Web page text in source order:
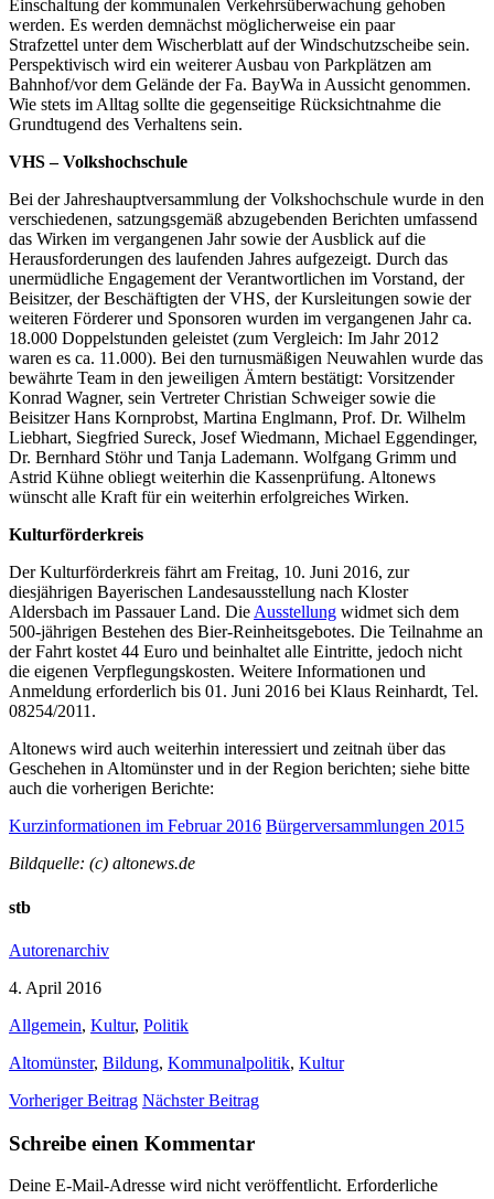
Einschaltung der kommunalen Verkehrsüberwachung gehoben
werden. Es werden demnächst möglicherweise ein paar
Strafzettel unter dem Wischerblatt auf der Windschutzscheibe sein.
Perspektivisch wird ein weiterer Ausbau von Parkplätzen am
Bahnhof/vor dem Gelände der Fa. BayWa in Aussicht genommen.
Wie stets im Alltag sollte die gegenseitige Rücksichtnahme die
Grundtugend des Verhaltens sein.
VHS – Volkshochschule
Bei der Jahreshauptversammlung der Volkshochschule wurde in den
verschiedenen, satzungsgemäß abzugebenden Berichten umfassend
das Wirken im vergangenen Jahr sowie der Ausblick auf die
Herausforderungen des laufenden Jahres aufgezeigt. Durch das
unermüdliche Engagement der Verantwortlichen im Vorstand, der
Beisitzer, der Beschäftigten der VHS, der Kursleitungen sowie der
weiteren Förderer und Sponsoren wurden im vergangenen Jahr ca.
18.000 Doppelstunden geleistet (zum Vergleich: Im Jahr 2012
waren es ca. 11.000). Bei den turnusmäßigen Neuwahlen wurde das
bewährte Team in den jeweiligen Ämtern bestätigt: Vorsitzender
Konrad Wagner, sein Vertreter Christian Schweiger sowie die
Beisitzer Hans Kornprobst, Martina Englmann, Prof. Dr. Wilhelm
Liebhart, Siegfried Sureck, Josef Wiedmann, Michael Eggendinger,
Dr. Bernhard Stöhr und Tanja Lademann. Wolfgang Grimm und
Astrid Kühne obliegt weiterhin die Kassenprüfung. Altonews
wünscht alle Kraft für ein weiterhin erfolgreiches Wirken.
Kulturförderkreis
Der Kulturförderkreis fährt am Freitag, 10. Juni 2016, zur
diesjährigen Bayerischen Landesausstellung nach Kloster
Aldersbach im Passauer Land. Die Ausstellung widmet sich dem
500-jährigen Bestehen des Bier-Reinheitsgebotes. Die Teilnahme an
der Fahrt kostet 44 Euro und beinhaltet alle Eintritte, jedoch nicht
die eigenen Verpflegungskosten. Weitere Informationen und
Anmeldung erforderlich bis 01. Juni 2016 bei Klaus Reinhardt, Tel.
08254/2011.
Altonews wird auch weiterhin interessiert und zeitnah über das
Geschehen in Altomünster und in der Region berichten; siehe bitte
auch die vorherigen Berichte:
Kurzinformationen im Februar 2016 Bürgerversammlungen 2015
Bildquelle: (c) altonews.de
stb
Autorenarchiv
4. April 2016
Allgemein, Kultur, Politik
Altomünster, Bildung, Kommunalpolitik, Kultur
Vorheriger Beitrag Nächster Beitrag
Schreibe einen Kommentar
Deine E-Mail-Adresse wird nicht veröffentlicht. Erforderliche